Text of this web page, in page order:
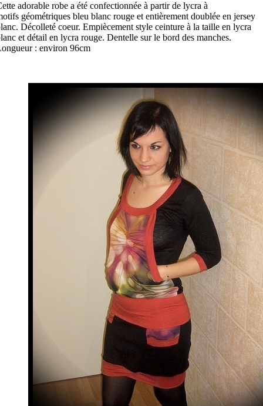
adorable robe a été confectionnée à partir de lycra à
géométriques bleu blanc rouge et entièrement doublée en jersey
Décolleté coeur. Empiècement style ceinture à la taille en lycra
et détail en lycra rouge. Dentelle sur le bord des manches.
: environ 96cm